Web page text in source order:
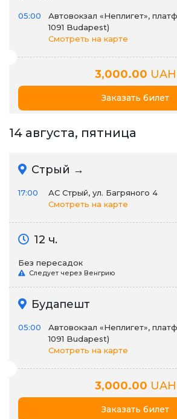
05:00
Автовокзал «Неплигет»,
1091 Budapest)
Смотреть на карте
3,000.00 UAH
Заказать билет
14 августа, пятница
Стрый →
17:00
АС Стрый, ул. Багряного 4
Смотреть на карте
12 ч.
Без пересадок
Следует через Венгрию
Будапешт
05:00
Автовокзал «Неплигет»,
1091 Budapest)
Смотреть на карте
3,000.00 UAH
Заказать билет